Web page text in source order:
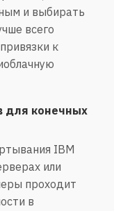
и выбирать
всего
к
для конечных
IBM
или
проходит
в